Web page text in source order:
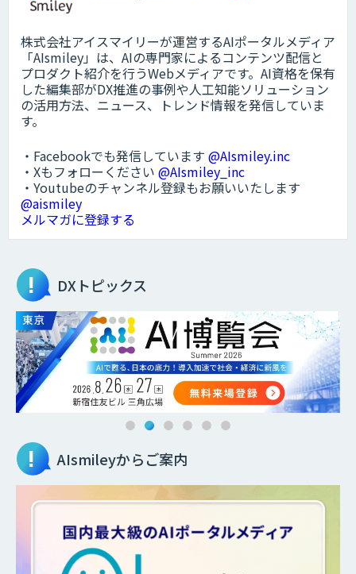
株式会社アイスマイリーが運営するAIポータルメディア
「AIsmiley」は、AIの専門家によるコンテンツ配信と
プロダクト紹介を行うWebメディアです。AI資格を保有
した編集部がDX推進の事例や人工知能ソリューション
の活用方法、ニュース、トレンド情報を発信していま
す。
・Facebookでも発信しています @AIsmiley.inc
・Xもフォローください @AIsmiley_inc
・Youtubeのチャンネル登録もお願いいたします
@aismiley
メルマガに登録する
DXトピックス
AIsmileyからご案内